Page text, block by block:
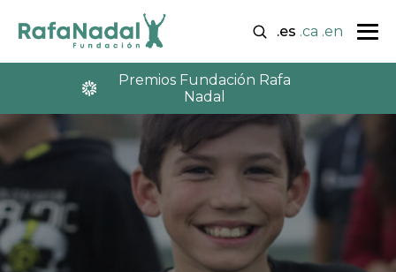
.es .ca .en
Premios Fundación Rafa
Nadal